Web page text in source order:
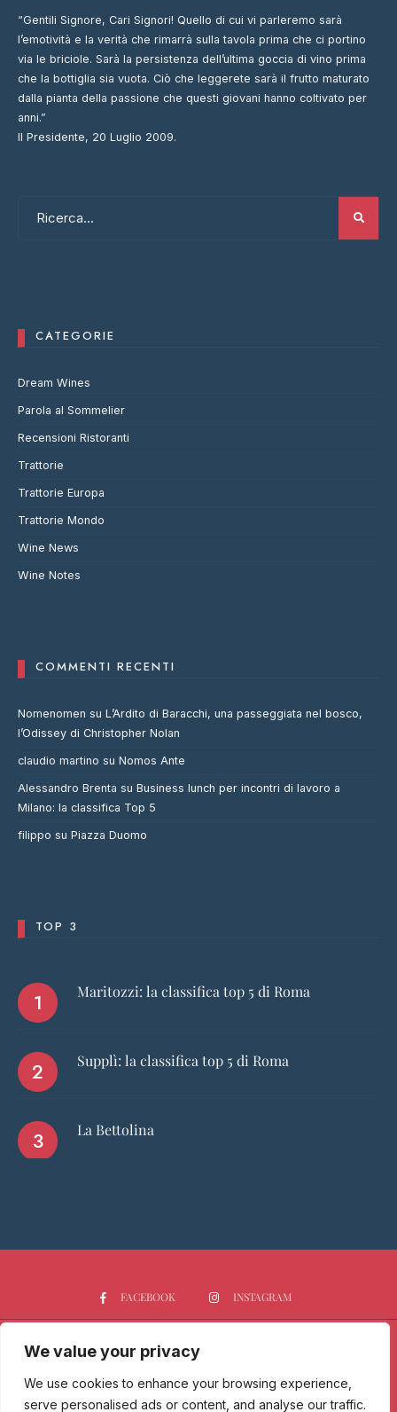
We value your privacy
We use cookies to enhance your browsing experience,
serve personalised ads or content, and analyse our traffic.
“Gentili Signore, Cari Signori! Quello di cui vi parleremo sarà
l’emotività e la verità che rimarrà sulla tavola prima che ci portino
via le briciole. Sarà la persistenza dell’ultima goccia di vino prima
che la bottiglia sia vuota. Ciò che leggerete sarà il frutto maturato
dalla pianta della passione che questi giovani hanno coltivato per
anni.”
Il Presidente, 20 Luglio 2009.
CATEGORIE
Dream Wines
Parola al Sommelier
Recensioni Ristoranti
Trattorie
Trattorie Europa
Trattorie Mondo
Wine News
Wine Notes
COMMENTI RECENTI
Nomenomen su L’Ardito di Baracchi, una passeggiata nel bosco,
l’Odissey di Christopher Nolan
claudio martino su Nomos Ante
Alessandro Brenta su Business lunch per incontri di lavoro a
Milano: la classifica Top 5
filippo su Piazza Duomo
TOP 3
Maritozzi: la classifica top 5 di Roma
Supplì: la classifica top 5 di Roma
La Bettolina
FACEBOOK INSTAGRAM
HOME CHI SIAMO